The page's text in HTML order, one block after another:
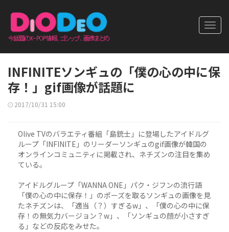
INFINITEソンギュの「僕の心の中に保
存！」gif画像が話題に
2017/10/31 15:00
Olive TVのバラエティ番組「島銃士」に登場したアイドルグ
ループ「INFINITE」のリーダーソンギュのgif画像が韓国の
オンラインコミュニティに掲載され、ネチズンの注目を集め
ている。
アイドルグループ「WANNA ONE」パク・ジフンの流行語
「僕の心の中に保存！」のポーズを取るソンギュの画像を見
たネチズンは、「適当（？）すぎるw」、「僕の心の中に保
存！の無気力バージョン？w」、「ソンギュの顔が小さすぎ
る」などの反応をみせた。